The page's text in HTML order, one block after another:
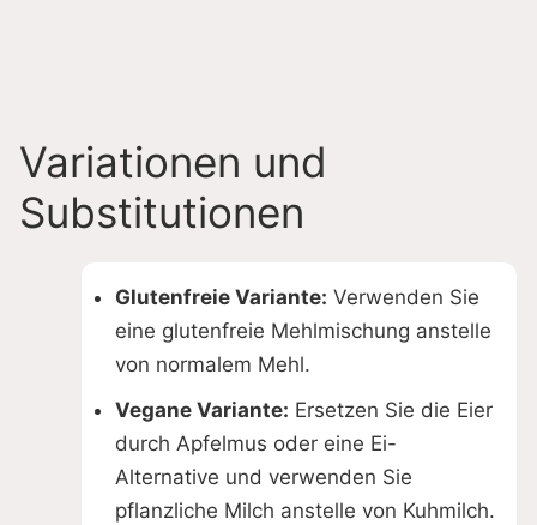
Variationen und
Substitutionen
Glutenfreie Variante: Verwenden Sie
eine glutenfreie Mehlmischung anstelle
von normalem Mehl.
Vegane Variante: Ersetzen Sie die Eier
durch Apfelmus oder eine Ei-
Alternative und verwenden Sie
pflanzliche Milch anstelle von Kuhmilch.